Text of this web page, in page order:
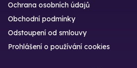
Ochrana osobních údajů
Obchodní podmínky
Odstoupení od smlouvy
Prohlášení o používání cookies